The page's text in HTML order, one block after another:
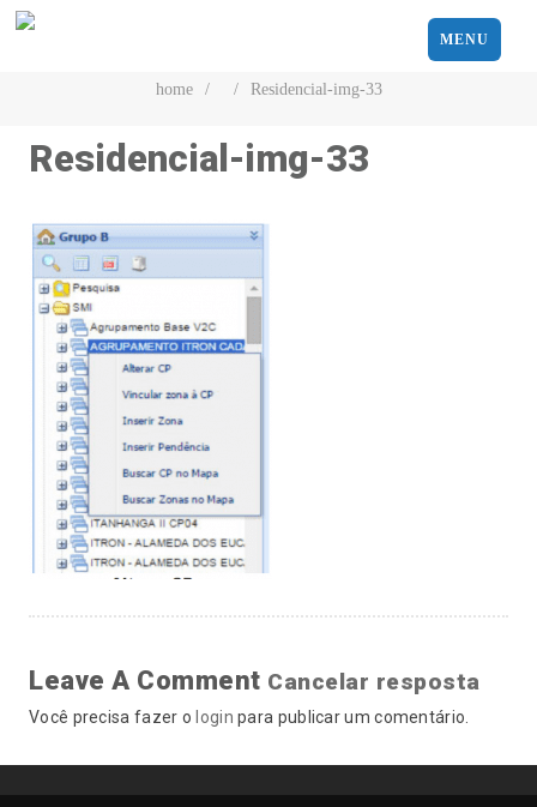
MENU
home / / Residencial-img-33
Residencial-img-33
Leave A Comment Cancelar resposta
Você precisa fazer o login para publicar um comentário.